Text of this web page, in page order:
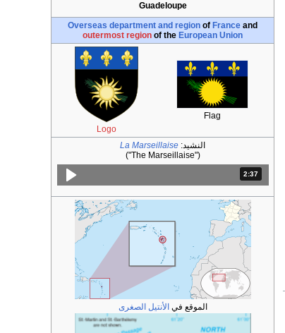
Guadeloupe
Overseas department and region of France and
outermost region of the European Union
Flag
Logo
النشيد: La Marseillaise
("The Marseillaise")
المدة: دقائق و 37 ثواني.
2:37
الموقع فيالأنتيل الصغرى